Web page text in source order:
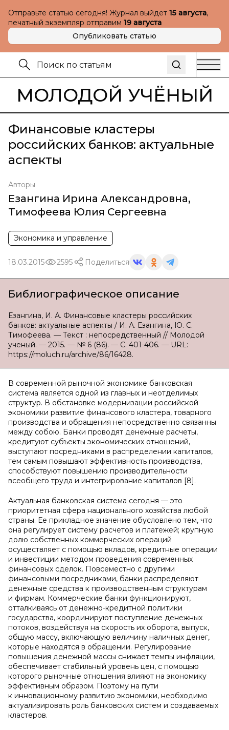
Отправьте статью сегодня! Журнал выйдет 15 августа,
печатный экземпляр отправим 19 августа
Опубликовать статью
МОЛОДОЙ УЧЁНЫЙ
Финансовые кластеры
российских банков: актуальные
аспекты
Авторы
Езангина Ирина Александровна,
Тимофеева Юлия Сергеевна
Экономика и управление
18.03.2015 2595 Поделиться
Библиографическое описание
Езангина, И. А. Финансовые кластеры российских
банков: актуальные аспекты / И. А. Езангина, Ю. С.
Тимофеева. — Текст : непосредственный // Молодой
ученый. — 2015. — № 6 (86). — С. 401-406. — URL:
https://moluch.ru/archive/86/16428.
В современной рыночной экономике банковская
система является одной из главных и неотделимых
структур. В обстановке модернизации российской
экономики развитие финансового кластера, товарного
производства и обращения непосредственно связанны
между собою. Банки проводят денежные расчеты,
кредитуют субъекты экономических отношений,
выступают посредниками в распределении капиталов,
тем самым повышают эффективность производства,
способствуют повышению производительности
всеобщего труда и интегрирование капиталов [8].
Актуальная банковская система сегодня — это
приоритетная сфера национального хозяйства любой
страны. Ее прикладное значение обусловлено тем, что
она регулирует систему расчетов и платежей; крупную
долю собственных коммерческих операций
осуществляет с помощью вкладов, кредитные операции
и инвестиции методом проведения современных
финансовых сделок. Повсеместно с другими
финансовыми посредниками, банки распределяют
денежные средства к производственным структурам
и фирмам. Коммерческие банки функционируют,
отталкиваясь от денежно-кредитной политики
государства, координируют поступление денежных
потоков, воздействуя на скорость их оборота, выпуск,
общую массу, включающую величину наличных денег,
которые находятся в обращении. Регулирование
повышения денежной массы снижает темпы инфляции,
обеспечивает стабильный уровень цен, с помощью
которого рыночные отношения влияют на экономику
эффективным образом. Поэтому на пути
к инновационному развитию экономики, необходимо
актуализировать роль банковских систем и создаваемых
кластеров.